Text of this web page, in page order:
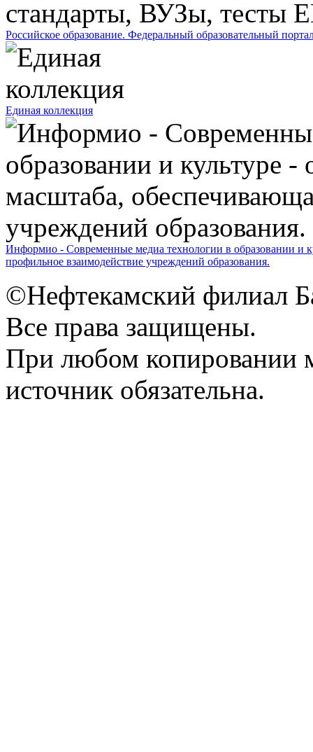
Российское образование. Федеральный образовательный
Единая коллекция
Информио - Современные медиа технологии в образовании и
профильное взаимодействие учреждений образования.
©Нефтекамский филиал
Все права защищены.
При любом копировании
источник обязательна.